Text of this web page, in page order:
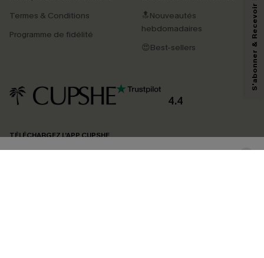
Termes & Conditions
Programme de fidélité
🔝Nouveautés
hebdomadaires
😍Best-sellers
4.4
TÉLÉCHARGEZ L’APP CUPSHE
En soumettant votre adresse e-mail, vous acceptez de recevoir des e-mails
marketing (y compris du contenu généré par l'IA) de Cupshe et
reconnaissez avoir pris connaissance de nos
pouvons utiliser les données collectées sur notre site ainsi que des
produits susceptibles de vous intéresser, conformément à notre
Politique de
confidentialité
. Vous pouvez vous désabonner à tout moment.
S'abonner & Recevoir le code